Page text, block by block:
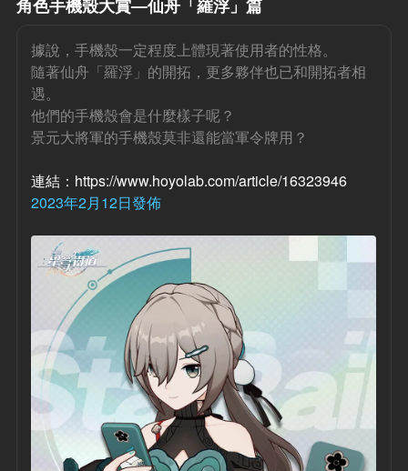
角色手機殼大賞—仙舟「羅浮」篇
據說，手機殼一定程度上體現著使用者的性格。
隨著仙舟「羅浮」的開拓，更多夥伴也已和開拓者相
遇。
他們的手機殼會是什麼樣子呢？
景元大將軍的手機殼莫非還能當軍令牌用？
連結：https://www.hoyolab.com/article/16323946
2023年2月12日發佈